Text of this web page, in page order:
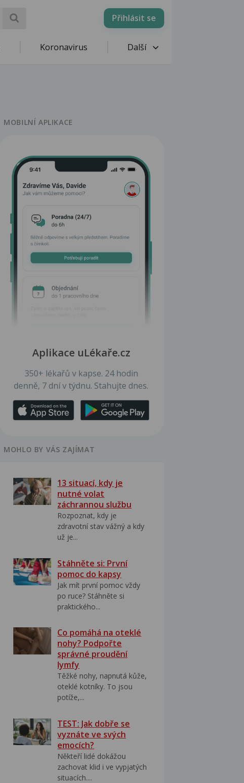
Přihlásit se
Koronavirus Další
MOBILNÍ APLIKACE
Aplikace uLékaře.cz
350+ lékařů v kapse. 24 hodin
denně, 7 dní v týdnu. Stahujte dnes.
MOHLO BY VÁS ZAJÍMAT
13 situací, kdy je
nutné volat
záchrannou službu
Rozpoznat, kdy je
zdravotní stav vážný a kdy
už je...
Stáhněte si: První
pomoc do kapsy
Jak mít první pomoc vždy
po ruce? Stáhněte si
praktického...
Co pomáhá na oteklé
nohy? Podpořte
správné proudění
lymfy
Těžké nohy, napnutá kůže,
oteklé kotníky. To jsou
potíže,...
TEST: Jak dobře se
vyznáte ve svých
emocích?
Někteří lidé dokážou
zachovat klid i ve vypjatých
situacích....